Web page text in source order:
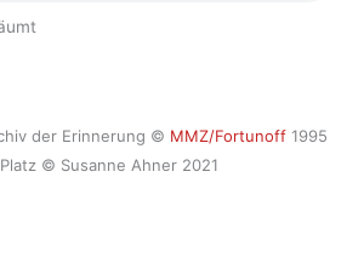
der Erinnerung © MMZ/Fortunoff 1995
© Susanne Ahner 2021